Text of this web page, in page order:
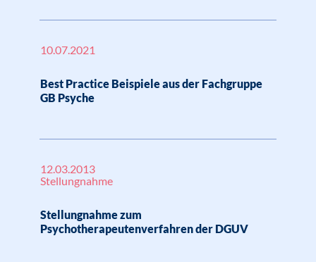
10.07.2021
Best Practice Beispiele aus der Fachgruppe
GB Psyche
12.03.2013
Stellungnahme
Stellungnahme zum
Psychotherapeutenverfahren der DGUV